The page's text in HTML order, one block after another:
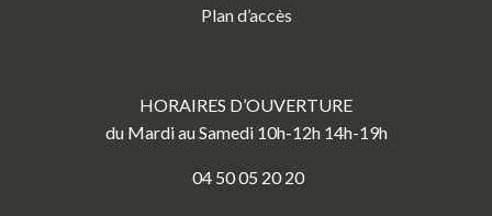
Plan d’accès
HORAIRES D’OUVERTURE
du Mardi au Samedi 10h-12h 14h-19h
04 50 05 20 20